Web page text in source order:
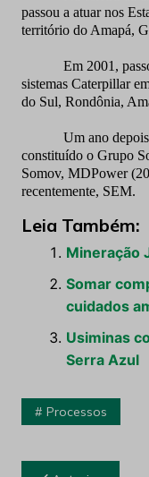
passou a atuar nos
território do Amapá,
Em 2001,
sistemas Caterpillar
do Sul, Rondônia,
Um ano
constituído o Grupo
Somov, MDPower
recentemente, SEM.
Leia Também:
Mineração
Somar
cuidados
Usiminas
Serra Azul
Processos